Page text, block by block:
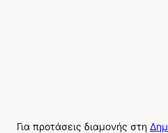
Για προτάσεις διαμονής στη